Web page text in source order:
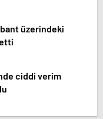
bant üzerindeki
ciddi verim